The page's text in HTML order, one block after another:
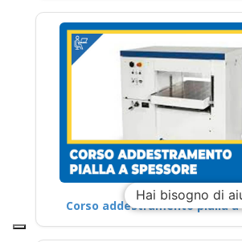
Corso addestramento pialla a
Hai bisogno di